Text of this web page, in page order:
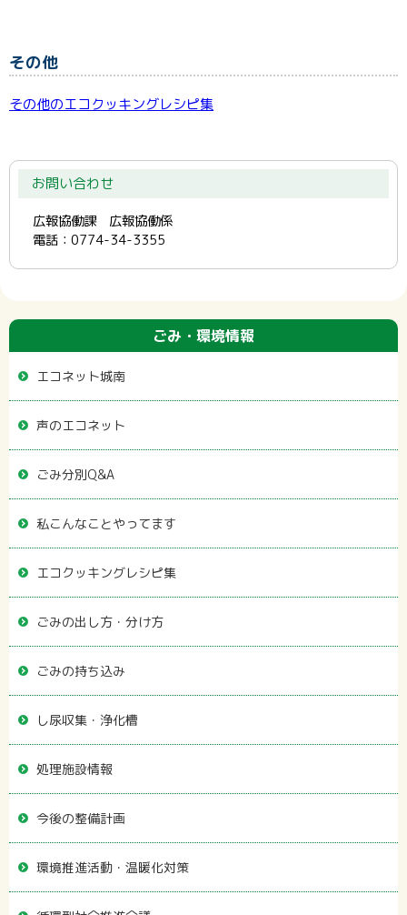
その他
その他のエコクッキングレシピ集
お問い合わせ
広報協働課 広報協働係
電話：0774-34-3355
ごみ・環境情報
エコネット城南
声のエコネット
ごみ分別Q&A
私こんなことやってます
エコクッキングレシピ集
ごみの出し方・分け方
ごみの持ち込み
し尿収集・浄化槽
処理施設情報
今後の整備計画
環境推進活動・温暖化対策